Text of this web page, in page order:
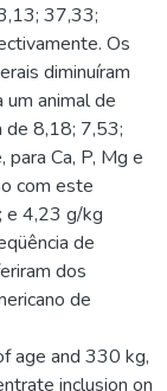
37,33;
Os
diminuíram
um animal de
de 8,18; 7,53;
Ca, P, Mg e
com este
e 4,23 g/kg
de
dos
de
age and 330 kg,
inclusion on